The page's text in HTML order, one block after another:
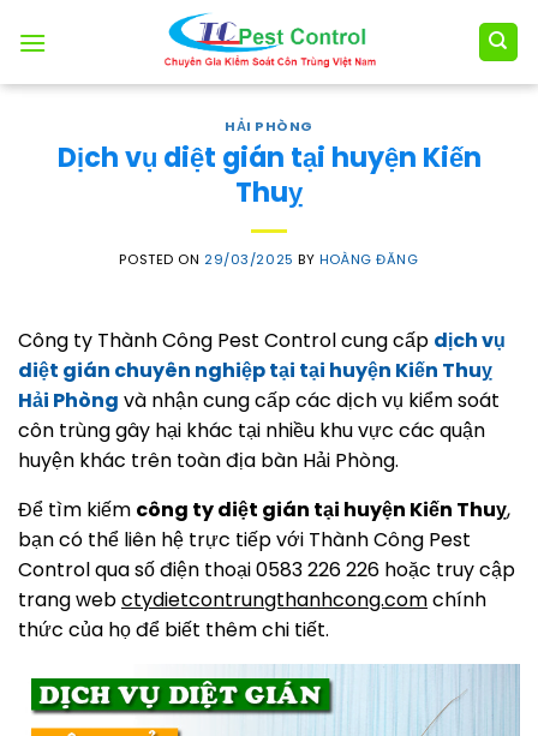
HẢI PHÒNG
Dịch vụ diệt gián tại huyện Kiến
Thuỵ
POSTED ON 29/03/2025 BY HOÀNG ĐĂNG
Công ty Thành Công Pest Control cung cấp dịch vụ
diệt gián chuyên nghiệp tại tại huyện Kiến Thuỵ
Hải Phòng và nhận cung cấp các dịch vụ kiểm soát
côn trùng gây hại khác tại nhiều khu vực các quận
huyện khác trên toàn địa bàn Hải Phòng.
Để tìm kiếm công ty diệt gián tại huyện Kiến Thuỵ,
bạn có thể liên hệ trực tiếp với Thành Công Pest
Control qua số điện thoại 0583 226 226 hoặc truy cập
trang webctydietcontrungthanhcong.comchính
thức của họ để biết thêm chi tiết.